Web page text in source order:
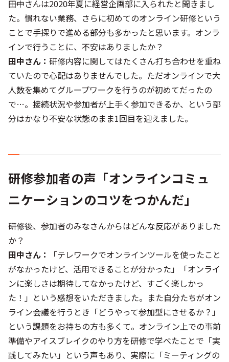
――田中さんは2020年夏に経営企画部に入られたと聞きまし
た。慣れない業務、さらに初めてのオンライン研修という
ことで手探りで進める部分も多かったと思います。オンラ
インで行うことに、不安はありましたか？
田中さん： 研修内容に関してはたくさん打ち合わせを重ね
ていたので心配はありませんでした。ただオンラインで大
人数を集めてグループワークを行うのが初めてだったの
で…。接続状況や参加者が上手く参加できるか、という部
分はかなり不安な状態のまま1回目を迎えました。
研修参加者の声「オンラインコミュ
ニケーションのコツをつかんだ」
――研修後、参加者のみなさんからはどんな反応がありました
か？
田中さん：
「テレワークでオンラインツールを使ったこと
がなかったけど、活用できることが分かった」「オンライ
ンに楽しさは期待してなかったけど、すごく楽しかっ
た！」という感想をいただきました。また自分たちがオン
ライン会議を行うとき「どうやって参加型にさせるか？」
という課題をお持ちの方も多くて。オンライン上での事前
準備やアイスブレイクのやり方を研修で学べたことで「実
践してみたい」という声もあり、実際に「ミーティングの